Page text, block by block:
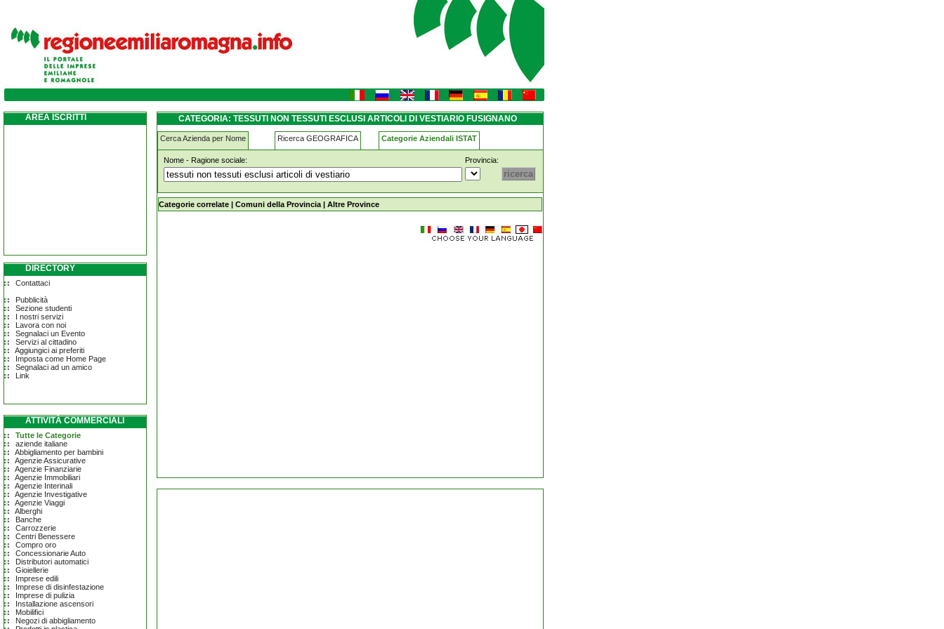
tessuti-non-tessuti-esclusi-articoli-di-vestiario fusignano
AREA ISCRITTI
DIRECTORY
Contattaci
Pubblicità
Sezione studenti
I nostri servizi
Lavora con noi
Segnalaci un Evento
Servizi al cittadino
Aggiungici ai preferiti
Imposta come Home Page
Segnalaci ad un amico
Link
ATTIVITÀ COMMERCIALI
Tutte le Categorie
aziende italiane
Abbigliamento per bambini
Agenzie Assicurative
Agenzie Finanziarie
Agenzie Immobiliari
Agenzie Interinali
Agenzie Investigative
Agenzie Viaggi
Alberghi
Banche
Carrozzerie
Centri Benessere
Compro oro
Concessionarie Auto
Distributori automatici
Gioiellerie
Imprese edili
Imprese di disinfestazione
Imprese di pulizia
Installazione ascensori
Mobilifici
Negozi di abbigliamento
CATEGORIA: TESSUTI NON TESSUTI ESCLUSI ARTICOLI DI VESTIARIO FUSIGNANO
Cerca Azienda per Nome Ricerca GEOGRAFICA Categorie Aziendali ISTAT
Nome - Ragione sociale: Provincia:
tessuti-non-tessuti-esclusi-articoli-di-vestiario fusignano
Categorie correlate | Comuni della Provincia | Altre Province